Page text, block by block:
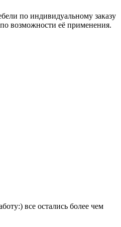
по индивидуальному заказу
возможности её применения.
все остались более чем